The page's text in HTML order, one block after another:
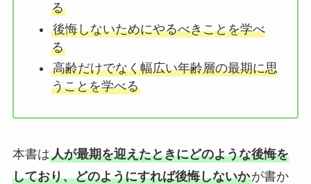
る
後悔しないためにやるべきことを学べ
る
高齢だけでなく幅広い年齢層の最期に思
うことを学べる
本書は人が最期を迎えたときにどのような後悔を
しており、どのようにすれば後悔しないかが書か